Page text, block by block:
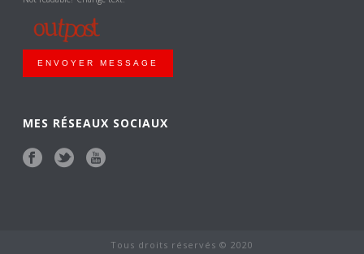
ENVOYER MESSAGE
MES RÉSEAUX SOCIAUX
Tous droits réservés © 2020